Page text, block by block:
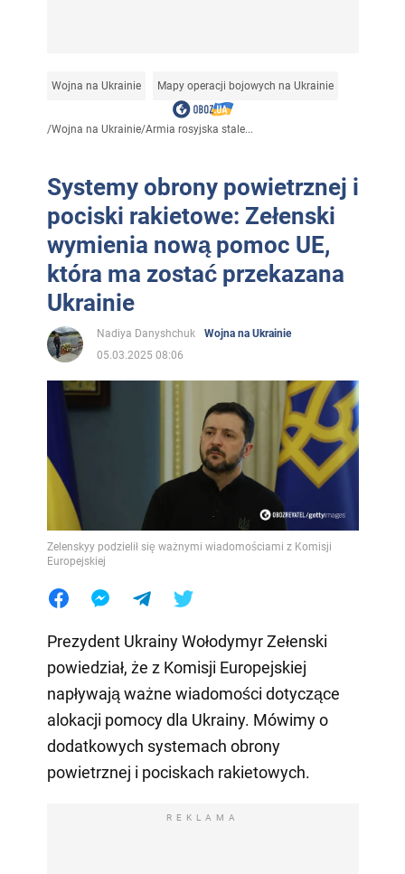
Wojna na Ukrainie Mapy operacji bojowych na Ukrainie
/Wojna na Ukrainie/Armia rosyjska stale...
Systemy obrony powietrznej i
pociski rakietowe: Zełenski
wymienia nową pomoc UE,
która ma zostać przekazana
Ukrainie
Nadiya Danyshchuk
Wojna na Ukrainie
05.03.2025 08:06
Zelenskyy podzielił się ważnymi wiadomościami z Komisji
Europejskiej
Prezydent Ukrainy Wołodymyr Zełenski
powiedział, że z Komisji Europejskiej
napływają ważne wiadomości dotyczące
alokacji pomocy dla Ukrainy. Mówimy o
dodatkowych systemach obrony
powietrznej i pociskach rakietowych.
REKLAMA